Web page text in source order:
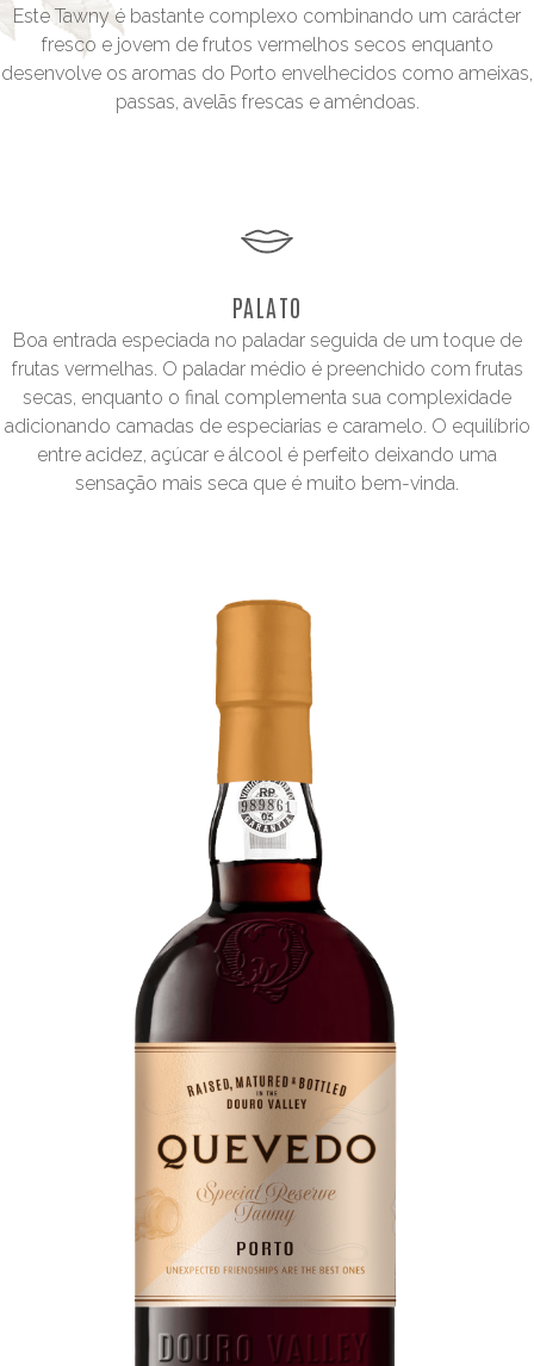
Este Tawny é bastante complexo combinando um carácter
fresco e jovem de frutos vermelhos secos enquanto
desenvolve os aromas do Porto envelhecidos como ameixas,
passas, avelãs frescas e amêndoas.
PALATO
Boa entrada especiada no paladar seguida de um toque de
frutas vermelhas. O paladar médio é preenchido com frutas
secas, enquanto o final complementa sua complexidade
adicionando camadas de especiarias e caramelo. O equilíbrio
entre acidez, açúcar e álcool é perfeito deixando uma
sensação mais seca que é muito bem-vinda.